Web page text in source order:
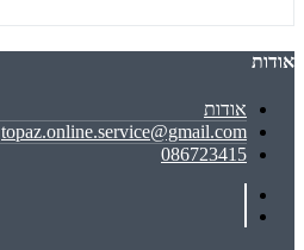
אודות
אודות
topaz.online.service@gmail.com
086723415